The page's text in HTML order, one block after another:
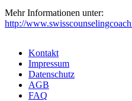
Mehr Informationen unter:
http://
Kontakt
Impressum
Datenschutz
AGB
FAQ